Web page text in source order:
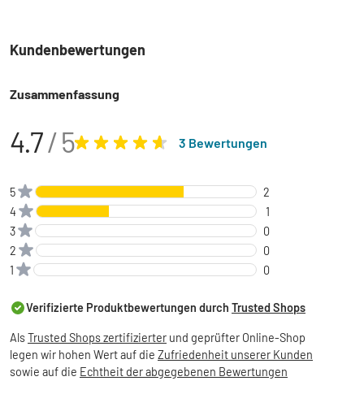
Kundenbewertungen
Zusammenfassung
4.7/ 5 3 Bewertungen
5
2
4
1
3
0
2
0
1
0
Verifizierte Produktbewertungen durch Trusted Shops
AlsTrusted Shops zertifizierter und geprüfter Online-Shop
legen wir hohen Wert auf die Zufriedenheit unserer Kunden
sowie auf die Echtheit der abgegebenen Bewertungen